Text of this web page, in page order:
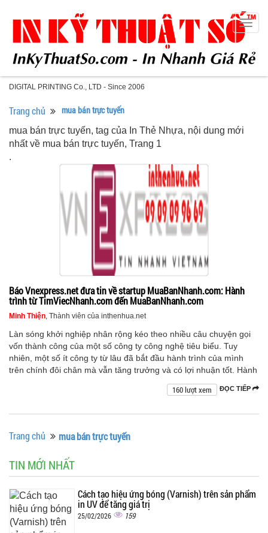
DIGITAL PRINTING Co., LTD - Since 2006
Trang chủ mua bán trực tuyến
mua bán trực tuyến, tag của In Thẻ Nhựa, nội dung mới
nhất về mua bán trực tuyến, Trang 1
.
Báo Vnexpress.net đưa tin về startup MuaBanNhanh.com: Hành
trình từ TimViecNhanh.com đến MuaBanNhanh.com
Minh Thiện, Thành viên của inthenhua.net
Làn sóng khởi nghiệp nhân rộng kéo theo nhiều câu chuyện gọi
vốn thành công của một số công ty công nghệ tiêu biểu. Tuy
nhiên, một số ít công ty từ lâu đã bắt đầu hành trình của mình
trên chính đôi chân mà vẫn tăng trưởng và có lợi nhuận tốt. Hành
ĐỌC TIẾP
160 lượt xem
Trang chủ mua bán trực tuyến
TIN MỚI NHẤT
Cách tạo hiệu ứng bóng (Varnish) trên sản phẩm
in UV để tăng giá trị
25/02/2026 159